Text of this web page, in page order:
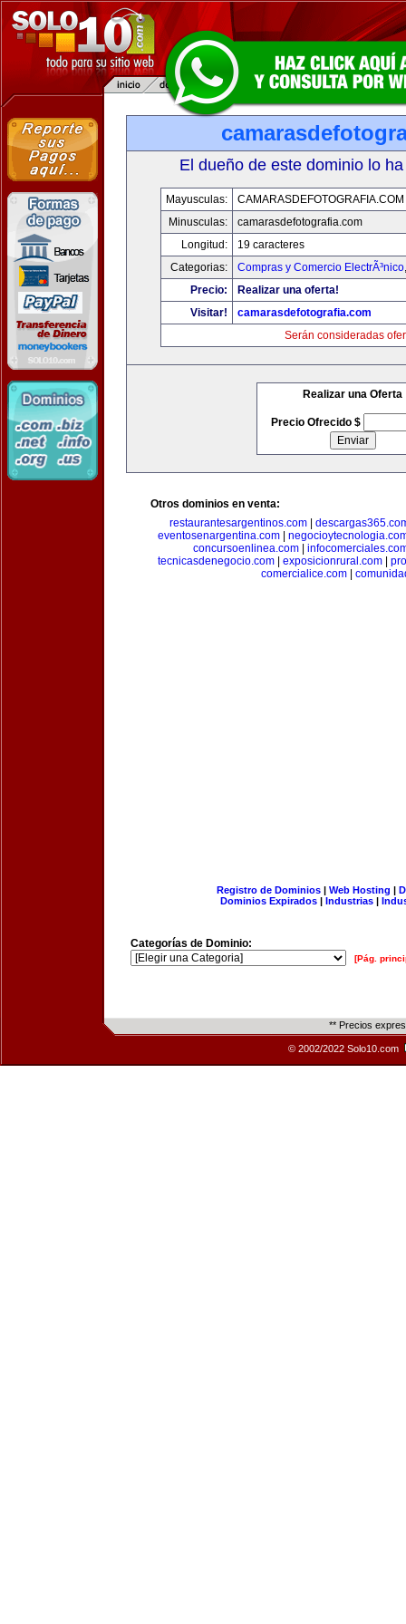
El dueño de este dominio lo
Mayusculas:
CAMARASDEFOTOGRAFIA.COM
Minusculas:
camarasdefotografia.com
Longitud:
19 caracteres
Categorias:
Compras y Comercio ElectrÃ³nico
Precio:
Realizar una oferta!
Visitar!
camarasdefotografia.com
Serán consideradas
Realizar una Oferta
Precio Ofrecido $
Otros dominios en venta:
restaurantesargentinos.com
eventosenargentina.com
concursoenlinea.com|
tecnicasdenegocio.com
exposicionrural.com
comercialice.com|
Registro de Dominios| Web Hosting |
Dominios Expirados | Industrias |
Categorías de Dominio:
[Pág.
** Precios
© 2002/2022 Solo10.com